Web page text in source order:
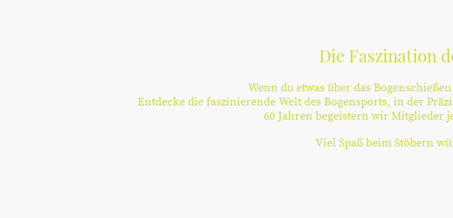
Wenn du etwas über das
Entdecke die faszinierende Welt des Bogensports, in der
60 Jahren begeistern wir Mitglieder
Viel Spaß beim Stöbern
Die Faszination